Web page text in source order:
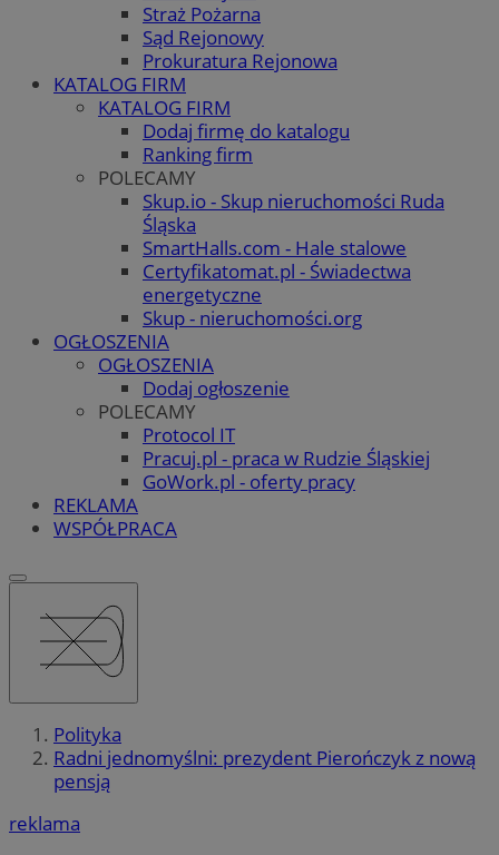
Straż Pożarna
Sąd Rejonowy
Prokuratura Rejonowa
KATALOG FIRM
KATALOG FIRM
Dodaj firmę do katalogu
Ranking firm
POLECAMY
Skup.io - Skup nieruchomości Ruda
Śląska
SmartHalls.com - Hale stalowe
Certyfikatomat.pl - Świadectwa
energetyczne
Skup - nieruchomości.org
OGŁOSZENIA
OGŁOSZENIA
Dodaj ogłoszenie
POLECAMY
Protocol IT
Pracuj.pl - praca w Rudzie Śląskiej
GoWork.pl - oferty pracy
REKLAMA
WSPÓŁPRACA
Polityka
Radni jednomyślni: prezydent Pierończyk z nową
pensją
reklama